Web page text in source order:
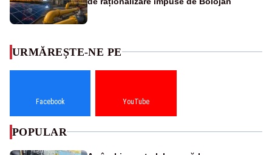
URMĂREȘTE-NE PE
Facebook YouTube
POPULAR